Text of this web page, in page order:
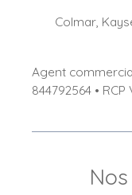
Colmar,
Agent
844792564 •